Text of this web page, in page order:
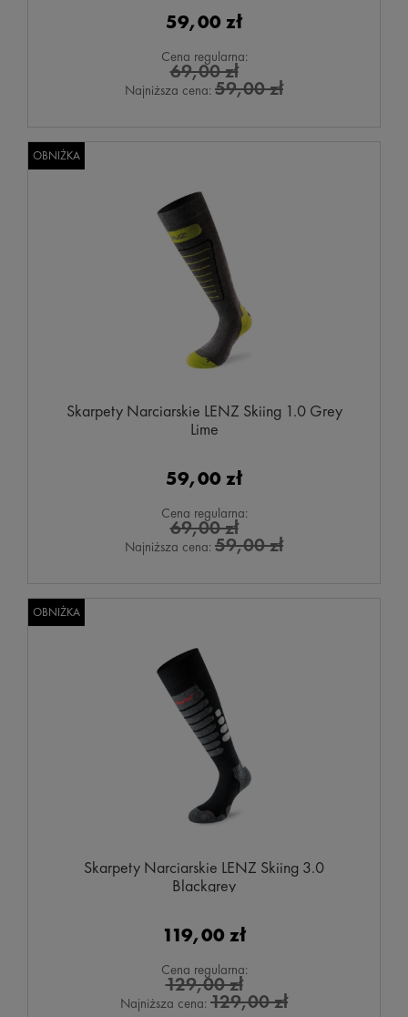
59,00 zł
Cena regularna:
69,00 zł
Najniższa cena: 59,00 zł
Skarpety Narciarskie LENZ Skiing 1.0 Grey
Lime
59,00 zł
Cena regularna:
69,00 zł
Najniższa cena: 59,00 zł
OBNIŻKA
Skarpety Narciarskie LENZ Skiing 3.0
Blackgrey
119,00 zł
Cena regularna:
129,00 zł
Najniższa cena: 129,00 zł
OBNIŻKA